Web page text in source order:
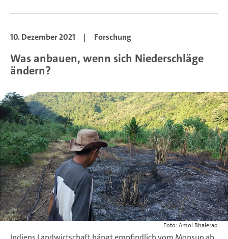
10. Dezember 2021 | Forschung
Was anbauen, wenn sich Niederschläge
ändern?
Foto: Amol Bhalerao